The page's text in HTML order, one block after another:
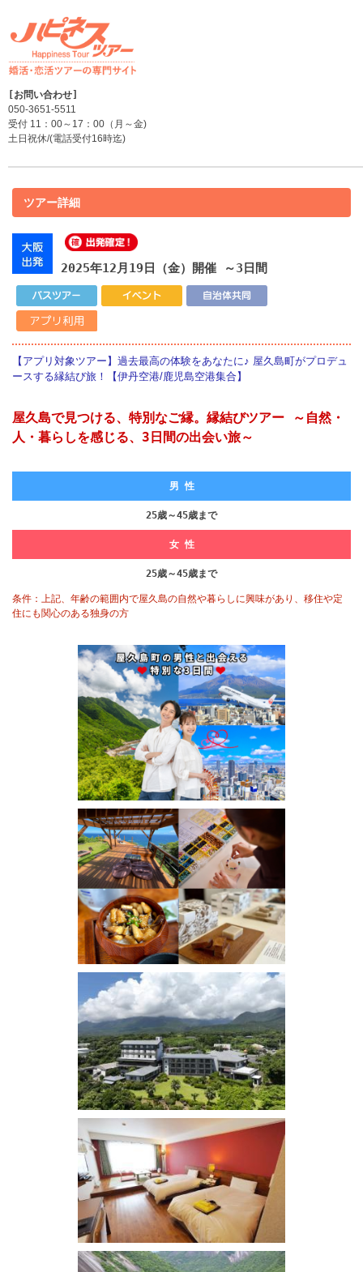
050-3651-5511
受付 11：00～17：00（月～金)
土日祝休/(電話受付16時迄)
ツアー詳細
2025年12月19日（金）開催 ～3日間
【アプリ対象ツアー】過去最高の体験をあなたに♪ 屋久島町がプロデュ
ースする縁結び旅！【伊丹空港/鹿児島空港集合】
屋久島で見つける、特別なご縁。縁結びツアー ～自然・
人・暮らしを感じる、3日間の出会い旅～
男 性
25歳～45歳まで
女 性
25歳～45歳まで
条件：上記、年齢の範囲内で屋久島の自然や暮らしに興味があり、移住や定
住にも関心のある独身の方